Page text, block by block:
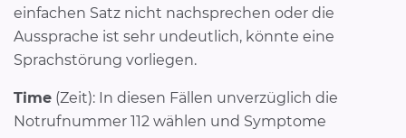
einfachen Satz nicht nachsprechen oder die
Aussprache ist sehr undeutlich, könnte eine
Sprachstörung vorliegen.
Time (Zeit): In diesen Fällen unverzüglich die
Notrufnummer 112 wählen und Symptome